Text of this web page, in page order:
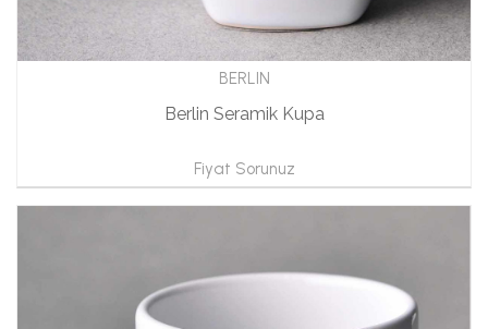
BERLIN
Berlin Seramik Kupa
Fiyat Sorunuz